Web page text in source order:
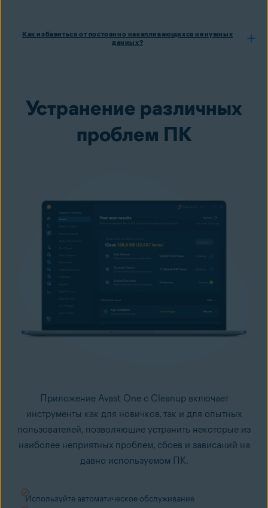
Как избавиться от постоянно накапливающихся ненужных
данных?
Устранение различных
проблем ПК
Приложение Avast One с Cleanup включает
инструменты как для новичков, так и для опытных
пользователей, позволяющие устранить некоторые из
наиболее неприятных проблем, сбоев и зависаний на
давно используемом ПК.
Используйте автоматическое обслуживание